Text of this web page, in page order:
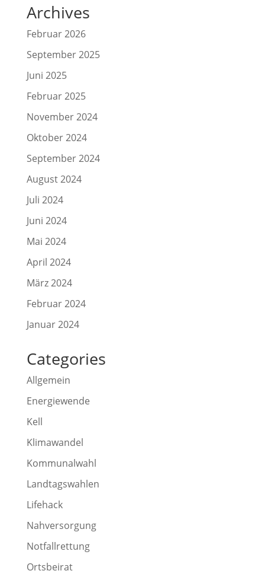
Archives
Februar 2026
September 2025
Juni 2025
Februar 2025
November 2024
Oktober 2024
September 2024
August 2024
Juli 2024
Juni 2024
Mai 2024
April 2024
März 2024
Februar 2024
Januar 2024
Categories
Allgemein
Energiewende
Kell
Klimawandel
Kommunalwahl
Landtagswahlen
Lifehack
Nahversorgung
Notfallrettung
Ortsbeirat